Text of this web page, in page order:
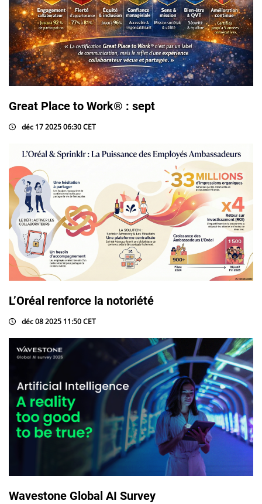
Great Place to Work® : sept
déc 17 2025 06:30 CET
L’Oréal renforce la notoriété
déc 08 2025 11:50 CET
Wavestone Global AI Survey